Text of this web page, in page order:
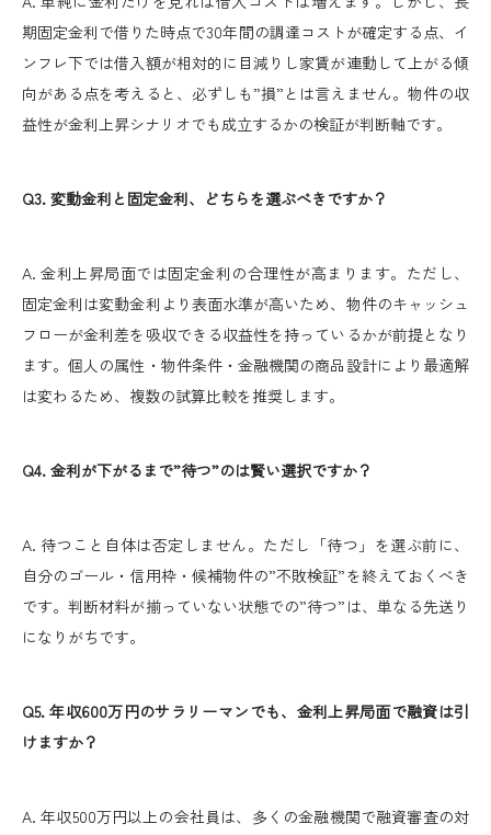
期固定金利で借りた時点で30年間の調達コストが確定する点、イ
ンフレ下では借入額が相対的に目減りし家賃が連動して上がる傾
向がある点を考えると、必ずしも”損”とは言えません。物件の収
益性が金利上昇シナリオでも成立するかの検証が判断軸です。
Q3. 変動金利と固定金利、どちらを選ぶべきですか？
A. 金利上昇局面では固定金利の合理性が高まります。ただし、
固定金利は変動金利より表面水準が高いため、物件のキャッシュ
フローが金利差を吸収できる収益性を持っているかが前提となり
ます。個人の属性・物件条件・金融機関の商品設計により最適解
は変わるため、複数の試算比較を推奨します。
Q4. 金利が下がるまで”待つ”のは賢い選択ですか？
A. 待つこと自体は否定しません。ただし「待つ」を選ぶ前に、
自分のゴール・信用枠・候補物件の”不敗検証”を終えておくべき
です。判断材料が揃っていない状態での”待つ”は、単なる先送り
になりがちです。
Q5. 年収600万円のサラリーマンでも、金利上昇局面で融資は引
けますか？
A. 年収500万円以上の会社員は、多くの金融機関で融資審査の対